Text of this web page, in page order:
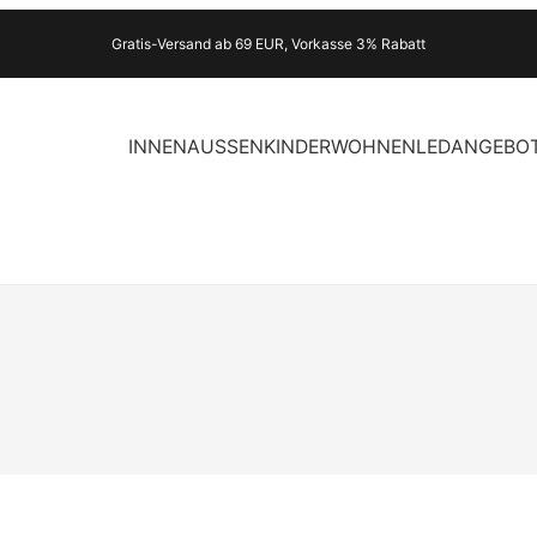
Gratis-Versand ab 69 EUR, Vorkasse 3% Rabatt
INNENAUSSENKINDERWOHNENLED